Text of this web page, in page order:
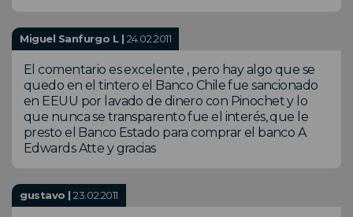
Miguel Sanfurgo L | 24.02.2011
El comentario es excelente , pero hay algo que se
quedo en el tintero el Banco Chile fue sancionado
en EEUU por lavado de dinero con Pinochet y lo
que nunca se transparento fue el interés, que le
presto el Banco Estado para comprar el banco A
Edwards Atte y gracias
gustavo |23.02.2011